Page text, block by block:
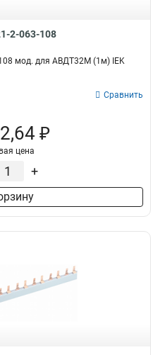
2-063-108
мод. для АВДТ32М (1м) IEK
Сравнить
₽
цена
+